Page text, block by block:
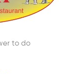
to do